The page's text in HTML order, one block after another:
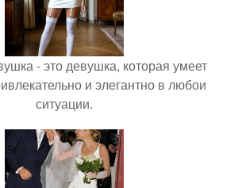
- это девушка, которая умеет
и элегантно в любои
ситуации.